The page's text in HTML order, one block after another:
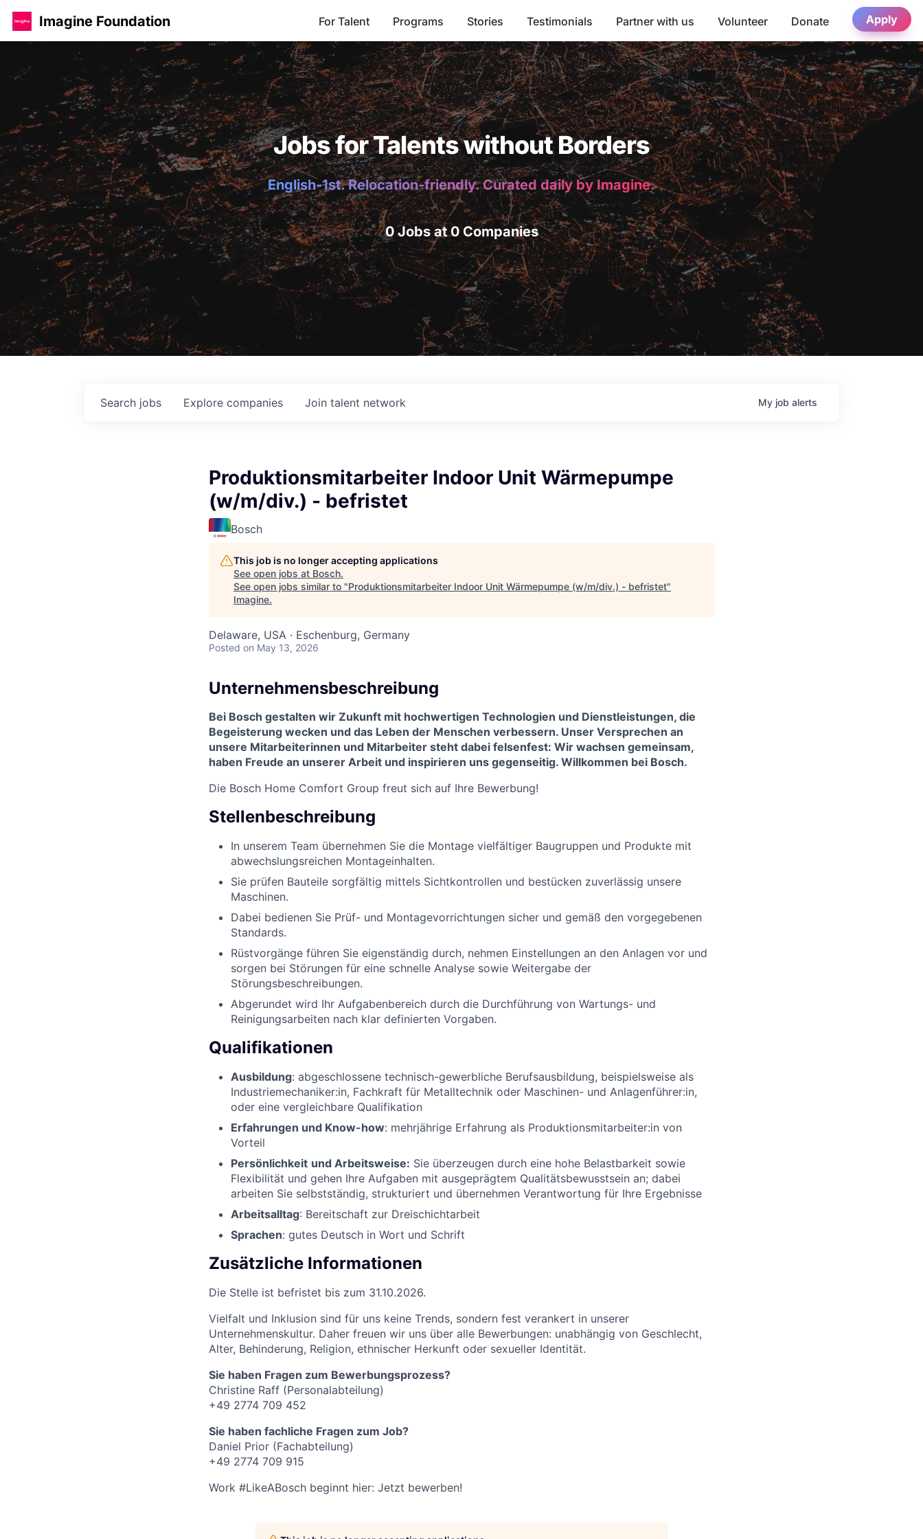
Imagine Foundation For Talent Programs Stories Testimonials Partner with us Volunteer Donate Apply
Jobs for Talents without Borders
English-1st. Relocation-friendly. Curated daily by Imagine.
0 Jobs at 0 Companies
Search jobs Explore companies Join talent network My job alerts
Produktionsmitarbeiter Indoor Unit Wärmepumpe
(w/m/div.) - befristet
Bosch
This job is no longer accepting applications
See open jobs at Bosch.
See open jobs similar to "Produktionsmitarbeiter Indoor Unit Wärmepumpe (w/m/div.) - befristet"
Imagine.
Delaware, USA · Eschenburg, Germany
Posted on May 13, 2026
Unternehmensbeschreibung
Bei Bosch gestalten wir Zukunft mit hochwertigen Technologien und Dienstleistungen, die
Begeisterung wecken und das Leben der Menschen verbessern. Unser Versprechen an
unsere Mitarbeiterinnen und Mitarbeiter steht dabei felsenfest: Wir wachsen gemeinsam,
haben Freude an unserer Arbeit und inspirieren uns gegenseitig. Willkommen bei Bosch.
Die Bosch Home Comfort Group freut sich auf Ihre Bewerbung!
Stellenbeschreibung
In unserem Team übernehmen Sie die Montage vielfältiger Baugruppen und Produkte mit
abwechslungsreichen Montageinhalten.
Sie prüfen Bauteile sorgfältig mittels Sichtkontrollen und bestücken zuverlässig unsere
Maschinen.
Dabei bedienen Sie Prüf- und Montagevorrichtungen sicher und gemäß den vorgegebenen
Standards.
Rüstvorgänge führen Sie eigenständig durch, nehmen Einstellungen an den Anlagen vor und
sorgen bei Störungen für eine schnelle Analyse sowie Weitergabe der
Störungsbeschreibungen.
Abgerundet wird Ihr Aufgabenbereich durch die Durchführung von Wartungs- und
Reinigungsarbeiten nach klar definierten Vorgaben.
Qualifikationen
Ausbildung: abgeschlossene technisch-gewerbliche Berufsausbildung, beispielsweise als
Industriemechaniker:in, Fachkraft für Metalltechnik oder Maschinen- und Anlagenführer:in,
oder eine vergleichbare Qualifikation
Erfahrungen und Know-how: mehrjährige Erfahrung als Produktionsmitarbeiter:in von
Vorteil
Persönlichkeit und Arbeitsweise: Sie überzeugen durch eine hohe Belastbarkeit sowie
Flexibilität und gehen Ihre Aufgaben mit ausgeprägtem Qualitätsbewusstsein an; dabei
arbeiten Sie selbstständig, strukturiert und übernehmen Verantwortung für Ihre Ergebnisse
Arbeitsalltag: Bereitschaft zur Dreischichtarbeit
Sprachen: gutes Deutsch in Wort und Schrift
Zusätzliche Informationen
Die Stelle ist befristet bis zum 31.10.2026.
Vielfalt und Inklusion sind für uns keine Trends, sondern fest verankert in unserer
Unternehmenskultur. Daher freuen wir uns über alle Bewerbungen: unabhängig von Geschlecht,
Alter, Behinderung, Religion, ethnischer Herkunft oder sexueller Identität.
Sie haben Fragen zum Bewerbungsprozess?
Christine Raff (Personalabteilung)
+49 2774 709 452
Sie haben fachliche Fragen zum Job?
Daniel Prior (Fachabteilung)
+49 2774 709 915
Work #LikeABosch beginnt hier: Jetzt bewerben!